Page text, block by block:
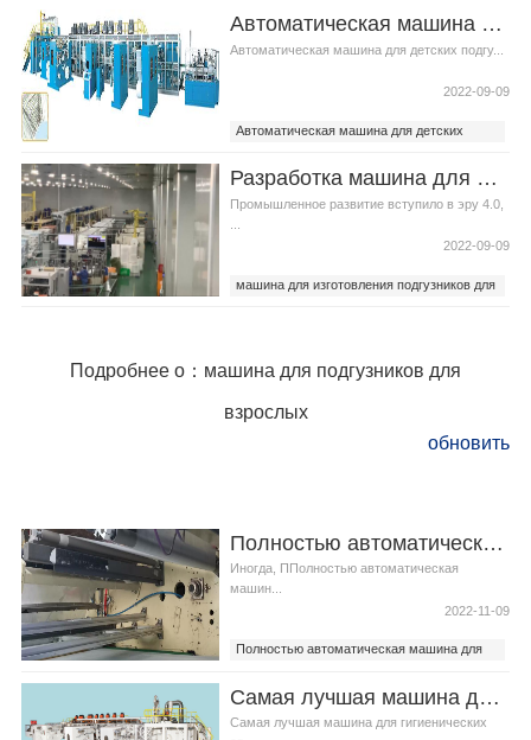
детских подгузников
Автоматическая машина для детских подгузников расчет скорости баланса процесса
Автоматическая машина для детских подгу...
2022-09-09
Автоматическая машина для детских
Полностью автоматическая машина для Разработка машина для изготовления подгузников
Промышленное развитие вступило в эру 4.0,
2022-09-09
машина для изготовления подгузников для
Подробнее о：машина для подгузников для
взрослых
обновить
Полностью автоматическая машина для подгузников для взрослых Этапы и методы поиска технического обслуживания электрооборудования
Иногда, ППолностью автоматическая
машин...
2022-11-09
Полностью автоматическая машина для
ППолностью автоматическая машина для
детских подгузников
Самая лучшая машина для гигиенических салфеток послепродажного обслуживания стандартная система разведки
Самая лучшая машина для гигиенических